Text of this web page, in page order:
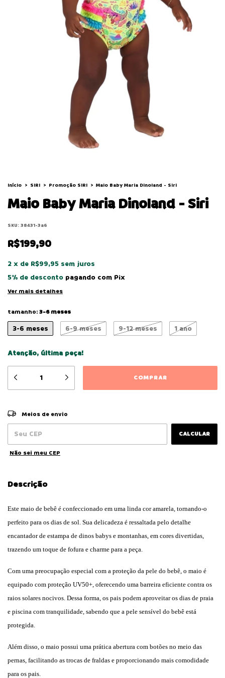
Início > SIRI > Promoção SIRI > Maio Baby Maria Dinoland - Siri
Maio Baby Maria Dinoland - Siri
SKU: 38431-3a6
R$199,90
2 x de R$99,95 sem juros
5% de desconto pagando com Pix
Ver mais detalhes
tamanho:3-6 meses
3-6 meses 6-9 meses 9-12 meses 1 ano
Atenção, última peça!
Entregas para o CEP:
Meios de envio
CALCULAR
Não sei meu CEP
Descrição
Este maio de bebê é confeccionado em uma linda cor amarela, tornando-o
perfeito para os dias de sol. Sua delicadeza é ressaltada pelo detalhe
encantador de estampa de dinos babys e montanhas, em cores divertidas,
trazendo um toque de fofura e charme para a peça.
Com uma preocupação especial com a proteção da pele do bebê, o maio é
equipado com proteção UV50+, oferecendo uma barreira eficiente contra os
raios solares nocivos. Dessa forma, os pais podem aproveitar os dias de praia
e piscina com tranquilidade, sabendo que a pele sensível do bebê está
protegida.
Além disso, o maio possui uma prática abertura com botões no meio das
pernas, facilitando as trocas de fraldas e proporcionando mais comodidade
para os pais.